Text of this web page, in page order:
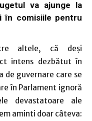
va ajunge la
în comisiile pentru
altele, că deși
intens dezbătut în
de guvernare care se
în Parlament ignoră
devastatoare ale
aminti doar câteva: